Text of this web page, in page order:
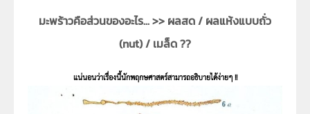
มะพร้าวคือส่วนของอะไร... >> ผลสด / ผลแห้งแบบถั่ว
(nut) / เมล็ด ??
แน่นอนว่าเรื่องนี้นักพฤกษศาสตร์สามารถอธิบายได้ง่ายๆ !!